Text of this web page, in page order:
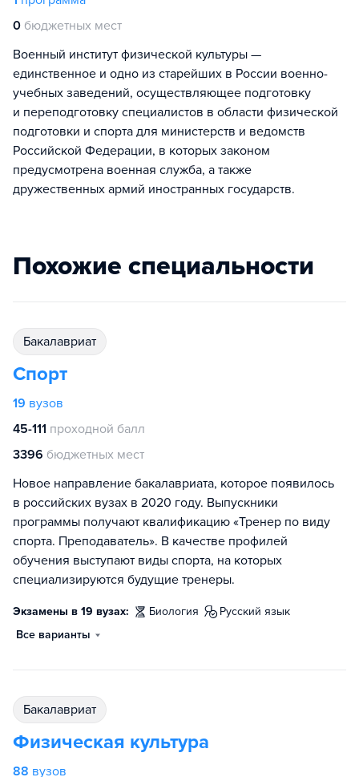
0 бюджетных мест
Военный институт физической культуры —
единственное и одно из старейших в России военно-
учебных заведений, осуществляющее подготовку
и переподготовку специалистов в области физической
подготовки и спорта для министерств и ведомств
Российской Федерации, в которых законом
предусмотрена военная служба, а также
дружественных армий иностранных государств.
Похожие специальности
бакалавриат
Спорт
19 вузов
45-111 проходной балл
3396 бюджетных мест
Новое направление бакалавриата, которое появилось
в российских вузах в 2020 году. Выпускники
программы получают квалификацию «Тренер по виду
спорта. Преподаватель». В качестве профилей
обучения выступают виды спорта, на которых
специализируются будущие тренеры.
Экзамены в 19 вузах: биология
русский язык
Все варианты
бакалавриат
Физическая культура
88 вузов